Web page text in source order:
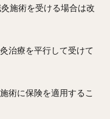
施術を受ける場合は改
治療を平行して受けて
術に保険を適用するこ